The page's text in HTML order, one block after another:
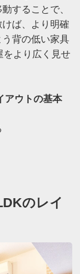
することで、
ば、より明確
背の低い家具
をより広く見せ
アウトの基本
のレイ